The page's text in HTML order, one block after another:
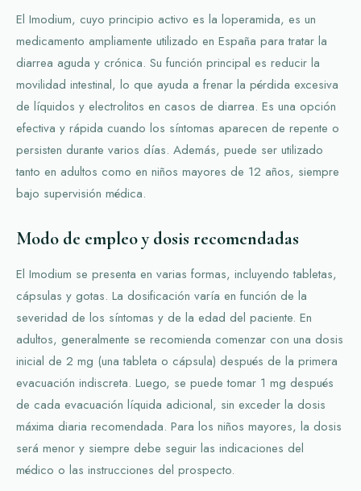
El Imodium, cuyo principio activo es la loperamida, es un
medicamento ampliamente utilizado en España para tratar la
diarrea aguda y crónica. Su función principal es reducir la
movilidad intestinal, lo que ayuda a frenar la pérdida excesiva
de líquidos y electrolitos en casos de diarrea. Es una opción
efectiva y rápida cuando los síntomas aparecen de repente o
persisten durante varios días. Además, puede ser utilizado
tanto en adultos como en niños mayores de 12 años, siempre
bajo supervisión médica.
Modo de empleo y dosis recomendadas
El Imodium se presenta en varias formas, incluyendo tabletas,
cápsulas y gotas. La dosificación varía en función de la
severidad de los síntomas y de la edad del paciente. En
adultos, generalmente se recomienda comenzar con una dosis
inicial de 2 mg (una tableta o cápsula) después de la primera
evacuación indiscreta. Luego, se puede tomar 1 mg después
de cada evacuación líquida adicional, sin exceder la dosis
máxima diaria recomendada. Para los niños mayores, la dosis
será menor y siempre debe seguir las indicaciones del
médico o las instrucciones del prospecto.